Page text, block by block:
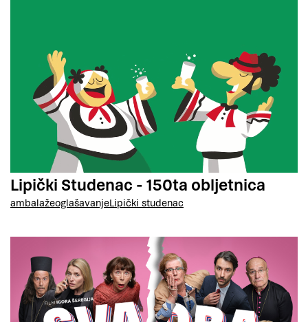
Lipički Studenac - 150ta obljetnica
ambalažeoglašavanjeLipički studenac